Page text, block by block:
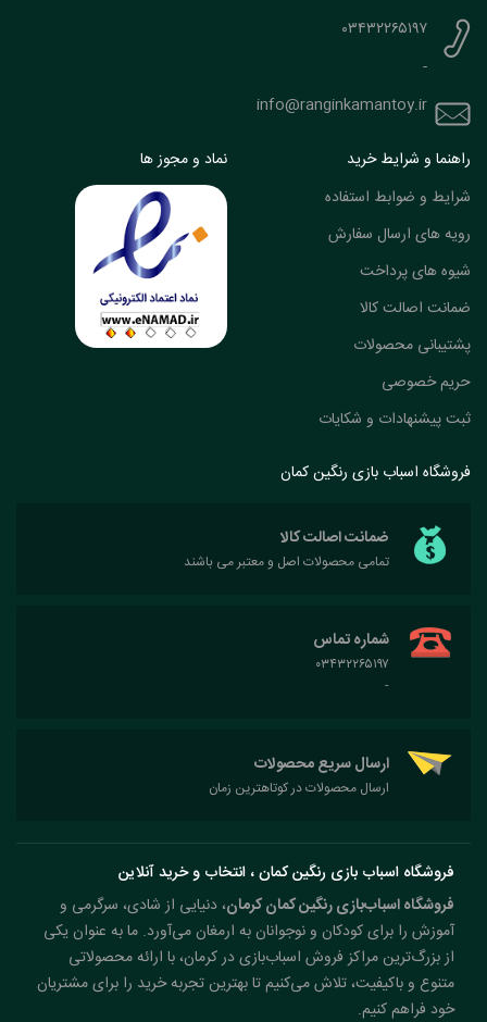
۰۳۴۳۲۲۶۵۱۹۷
-
info@ranginkamantoy.ir
راهنما و شرایط خرید
شرایط و ضوابط استفاده
رویه های ارسال سفارش
شیوه های پرداخت
ضمانت اصالت کالا
پشتیبانی محصولات
حریم خصوصی
ثبت پیشنهادات و شکایات
نماد و مجوز ها
فروشگاه اسباب بازی رنگین کمان
ضمانت اصالت کالا
تمامی محصولات اصل و معتبر می باشند
شماره تماس
۰۳۴۳۲۲۶۵۱۹۷
-
ارسال سریع محصولات
ارسال محصولات در کوتاهترین زمان
فروشگاه اسباب بازی رنگین کمان ، انتخاب و خرید آنلاین
فروشگاه اسباب‌بازی رنگین کمان کرمان، دنیایی از شادی، سرگرمی و
آموزش را برای کودکان و نوجوانان به ارمغان می‌آورد. ما به عنوان یکی
از بزرگ‌ترین مراکز فروش اسباب‌بازی در کرمان، با ارائه محصولاتی
متنوع و باکیفیت، تلاش می‌کنیم تا بهترین تجربه خرید را برای مشتریان
خود فراهم کنیم.